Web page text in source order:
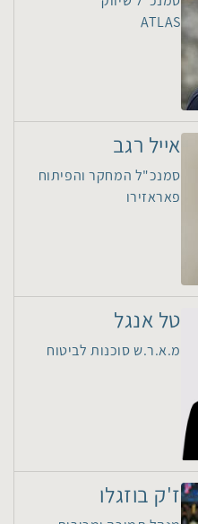
ATLAS
אייל רגב
סמנכ"ל המחקר והפיתוח
פאראזירו
טל אנגל
מ.א.ר.ש סוכנות לביטוח
ז'ק בוזגלו